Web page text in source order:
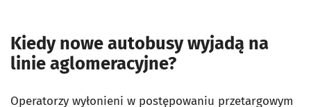
Kiedy nowe autobusy wyjadą na
linie aglomeracyjne?
Operatorzy wyłonieni w postępowaniu przetargowym